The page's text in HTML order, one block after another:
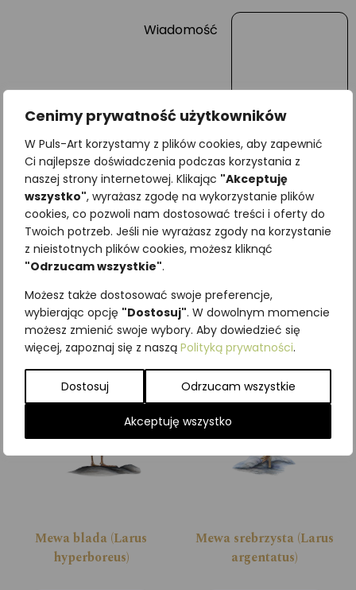
Cenimy prywatność użytkowników
W Puls-Art korzystamy z plików cookies, aby zapewnić
Ci najlepsze doświadczenia podczas korzystania z
naszej strony internetowej. Klikając "Akceptuję
wszystko", wyrażasz zgodę na wykorzystanie plików
cookies, co pozwoli nam dostosować treści i oferty do
Twoich potrzeb. Jeśli nie wyrażasz zgody na korzystanie
z nieistotnych plików cookies, możesz kliknąć
"Odrzucam wszystkie".
Możesz także dostosować swoje preferencje,
wybierając opcję "Dostosuj". W dowolnym momencie
możesz zmienić swoje wybory. Aby dowiedzieć się
więcej, zapoznaj się z naszą Polityką prywatności.
Dostosuj Odrzucam wszystkie
Akceptuję wszystko
Wiadomość
Najniższa cena z ostatnich 30
dni:65,00zł
SKU:Brak danych
Kategorie:
Szponiaste
Podobne produkty
Mewa blada (Larus
hyperboreus)
Mewa srebrzysta (Larus
argentatus)